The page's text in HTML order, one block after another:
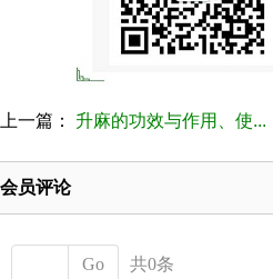
上一篇： 升麻的功效与作用、使...
会员评论
Go 共0条